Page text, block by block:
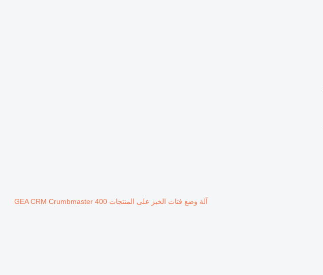
آلة وضع فتات الخبز على المنتجات GEA CRM Crumbmaster 400